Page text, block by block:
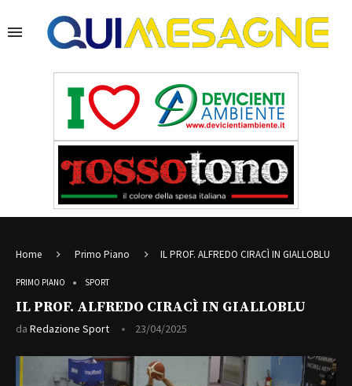
Home Primo Piano IL PROF. ALFREDO CIRACÌ IN GIALLOBLU
PRIMO PIANO SPORT
IL PROF. ALFREDO CIRACÌ IN GIALLOBLU
da Redazione Sport 23/04/2025